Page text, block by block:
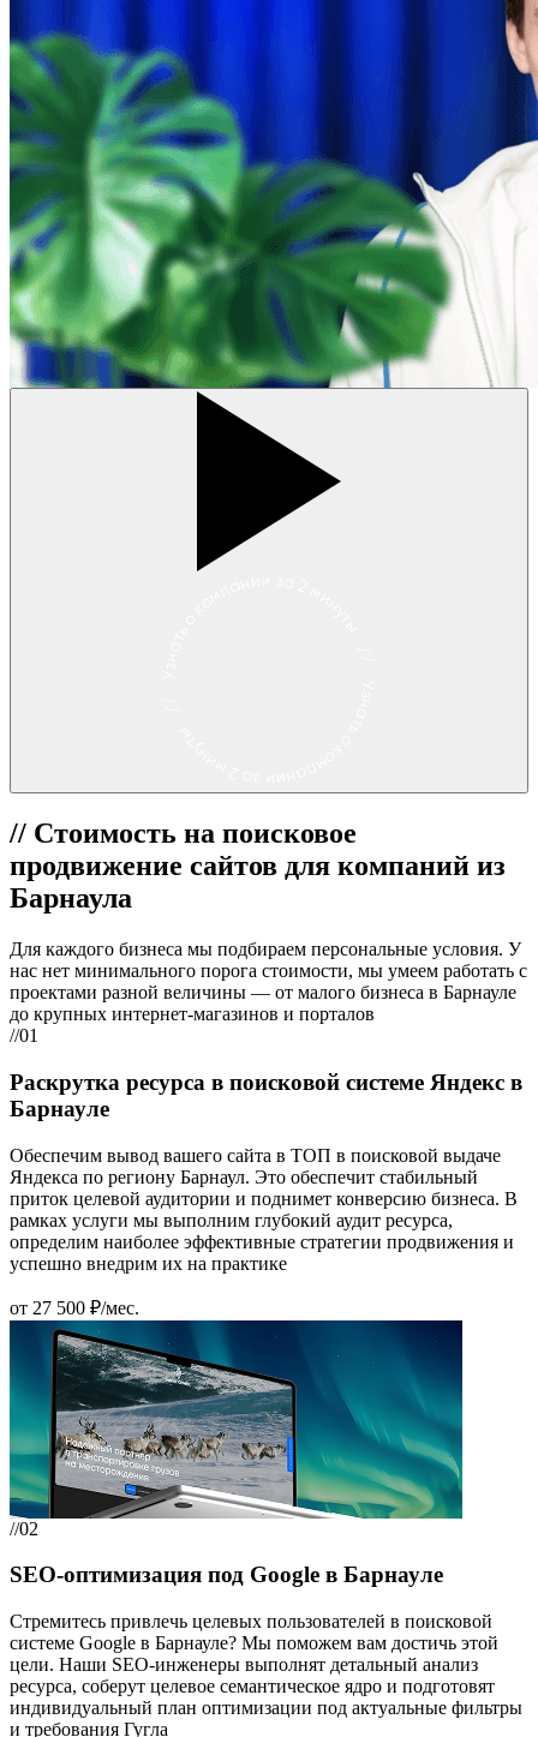
// Стоимость на поисковое
продвижение сайтов для компаний из
Барнаула
Для каждого бизнеса мы подбираем персональные условия. У
нас нет минимального порога стоимости, мы умеем работать с
проектами разной величины — от малого бизнеса в Барнауле
до крупных интернет-магазинов и порталов
//01
Раскрутка ресурса в поисковой системе Яндекс в
Барнауле
Обеспечим вывод вашего сайта в ТОП в поисковой выдаче
Яндекса по региону Барнаул. Это обеспечит стабильный
приток целевой аудитории и поднимет конверсию бизнеса. В
рамках услуги мы выполним глубокий аудит ресурса,
определим наиболее эффективные стратегии продвижения и
успешно внедрим их на практике
от 27 500 ₽/мес.
//02
SEO-оптимизация под Google в Барнауле
Стремитесь привлечь целевых пользователей в поисковой
системе Google в Барнауле? Мы поможем вам достичь этой
цели. Наши SEO-инженеры выполнят детальный анализ
ресурса, соберут целевое семантическое ядро и подготовят
индивидуальный план оптимизации под актуальные фильтры
и требования Гугла